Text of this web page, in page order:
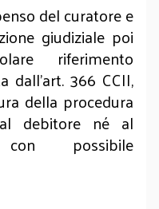
del curatore e
giudiziale poi
riferimento
dall’art. 366 CCII,
della procedura
debitore né al
possibile